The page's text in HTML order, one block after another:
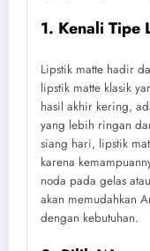
1. Kenali Tipe
Lipstik matte hadir
lipstik matte klasik
hasil akhir kering,
yang lebih ringan
siang hari, lipstik
karena
noda pada gelas
akan memudahkan
dengan kebutuhan.